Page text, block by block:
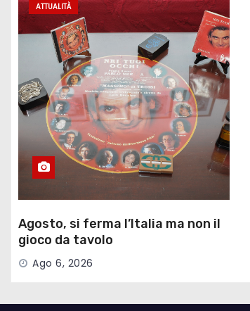
ATTUALITÀ
Agosto, si ferma l’Italia ma non il
gioco da tavolo
Ago 6, 2026